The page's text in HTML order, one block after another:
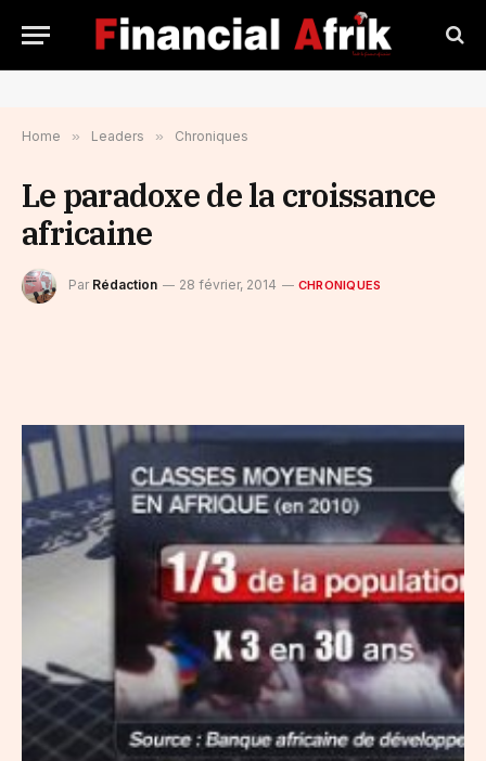
Home » Leaders » Chroniques
Le paradoxe de la croissance
africaine
Par Rédaction 28 février, 2014 CHRONIQUES